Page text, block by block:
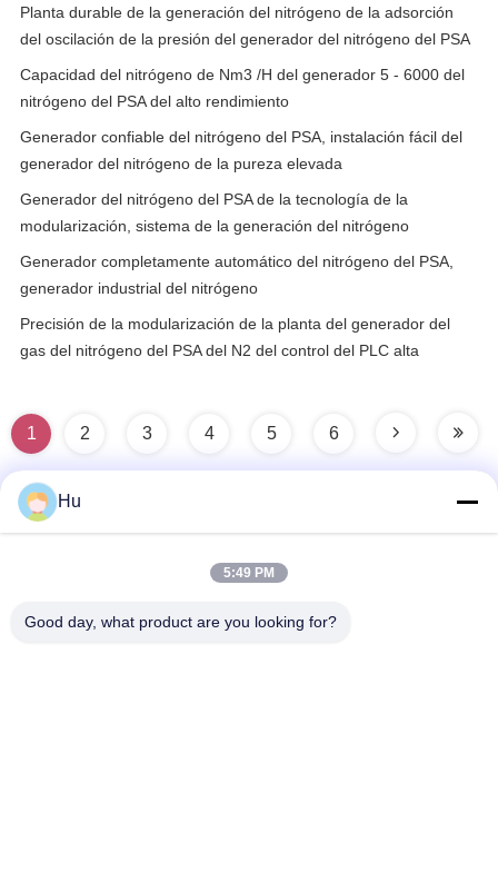
Planta durable de la generación del nitrógeno de la adsorción
del oscilación de la presión del generador del nitrógeno del PSA
Capacidad del nitrógeno de Nm3 /H del generador 5 - 6000 del
nitrógeno del PSA del alto rendimiento
Generador confiable del nitrógeno del PSA, instalación fácil del
generador del nitrógeno de la pureza elevada
Generador del nitrógeno del PSA de la tecnología de la
modularización, sistema de la generación del nitrógeno
Generador completamente automático del nitrógeno del PSA,
generador industrial del nitrógeno
Precisión de la modularización de la planta del generador del
gas del nitrógeno del PSA del N2 del control del PLC alta
1 2 3 4 5 6
Dirección
Hu
5:49 PM
Good day, what product are you looking for?